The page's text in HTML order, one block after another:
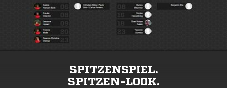
SPITZENSPIEL.
SPITZEN-LOOK.